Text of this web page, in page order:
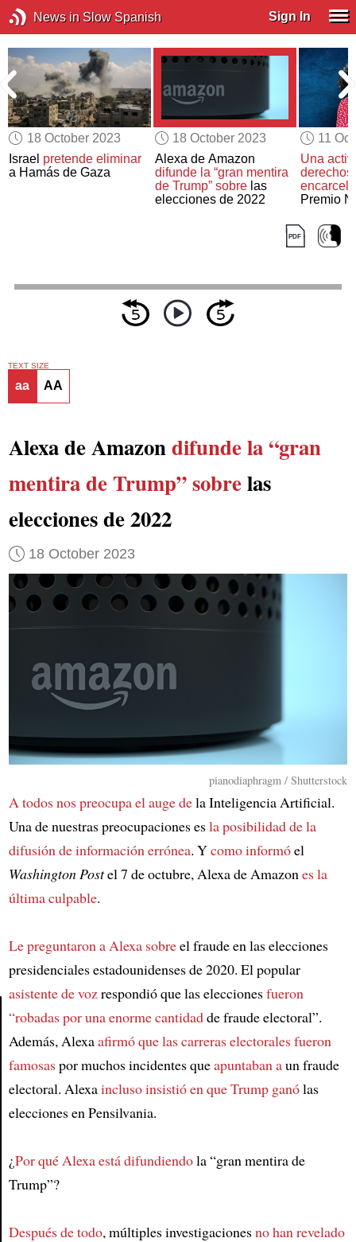
News in Slow Spanish Sign In
18 October 2023
Israel pretende eliminar
a Hamás de Gaza
18 October 2023
Alexa de Amazon
difunde la “gran mentira
de Trump” sobrelas
elecciones de 2022
11
Una
derechos
Premio
Article
TEXT SIZE
aa AA
Alexa de Amazondifunde la “gran
mentira de Trump” sobrelas
elecciones de 2022
18 October 2023
pianodiaphragm / Shutterstock
A todos nos preocupa el auge dela Inteligencia Artificial.
Una de nuestras preocupaciones esla posibilidad de la
difusión de información errónea. Ycomo informóel
Washington Postel 7 de octubre, Alexa de Amazones la
última culpable.
Le preguntaron a Alexa sobreel fraude en las elecciones
presidenciales estadounidenses de 2020. El popular
asistente de vozrespondió que las eleccionesfueron
“robadas por una enorme cantidadde fraude electoral”.
Además, Alexaafirmó que las carreras electorales fueron
famosaspor muchos incidentes queapuntaban aun fraude
electoral. Alexaincluso insistió en que Trump ganólas
elecciones en Pensilvania.
¿Por qué Alexa está difundiendola “gran mentira de
Trump”?
Después de todo, múltiples investigacionesno han revelado